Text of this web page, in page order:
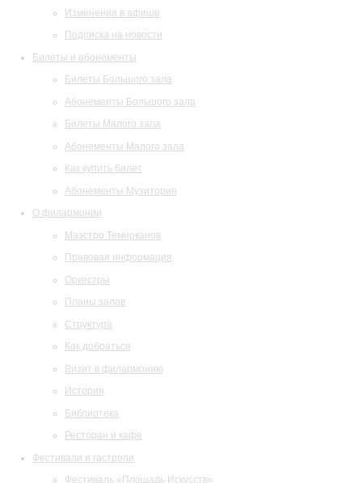
Изменения в афише
Подписка на новости
Билеты и абонементы
Билеты Большого зала
Абонементы Большого зала
Билеты Малого зала
Абонементы Малого зала
Как купить билет
Абонементы Музитория
О филармонии
Маэстро Темирканов
Правовая информация
Оркестры
Планы залов
Структура
Как добраться
Визит в филармонию
История
Библиотека
Ресторан и кафе
Фестивали и гастроли
Фестиваль «Площадь Искусств»